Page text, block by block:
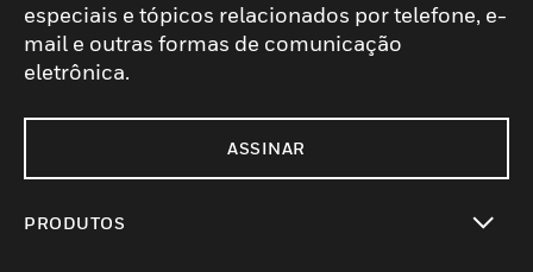
especiais e tópicos relacionados por telefone, e-
mail e outras formas de comunicação
eletrônica.
ASSINAR
PRODUTOS